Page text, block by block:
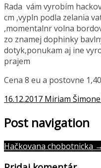
Rada vám vyrobím
cm ,vypln podla zelania
,momentalnr volna
zo znamej dophinky
dotyk,ponukam aj ine
prajem
Cena 8 eu a postovne
16.12.2017 Miriam
Post navigation
Hačkovana chobotnicka →